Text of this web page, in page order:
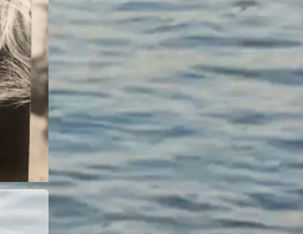
Ne jamais confondre viol et
mauvaise expérience. J’aime la
langue française pour sa
précision et je m’efforce
toujours de ne